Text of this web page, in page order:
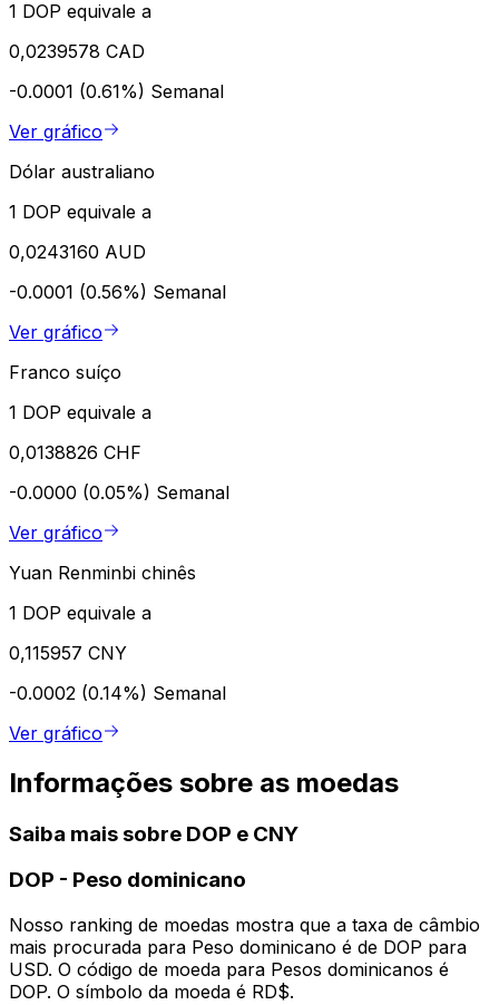
1 DOP equivale a
0,0239578 CAD
-0.0001 (0.61%) Semanal
Ver gráfico
Dólar australiano
1 DOP equivale a
0,0243160 AUD
-0.0001 (0.56%) Semanal
Ver gráfico
Franco suíço
1 DOP equivale a
0,0138826 CHF
-0.0000 (0.05%) Semanal
Ver gráfico
Yuan Renminbi chinês
1 DOP equivale a
0,115957 CNY
-0.0002 (0.14%) Semanal
Ver gráfico
Informações sobre as moedas
Saiba mais sobre DOP e CNY
DOP - Peso dominicano
Nosso ranking de moedas mostra que a taxa de câmbio
mais procurada para Peso dominicano é de DOP para
USD. O código de moeda para Pesos dominicanos é
DOP. O símbolo da moeda é RD$.